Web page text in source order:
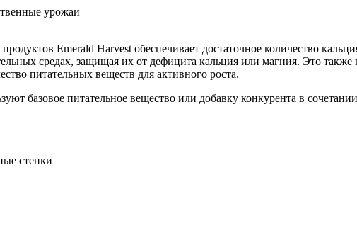
урожаи
Emerald Harvest обеспечивает достаточное количество
средах, защищая их от дефицита кальция или магния. Это
питательных веществ для активного роста.
базовое питательное вещество или добавку конкурента в
стенки